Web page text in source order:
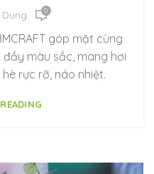
0
góp mặt cùng
màu sắc, mang hơi
rực rỡ, náo nhiệt.